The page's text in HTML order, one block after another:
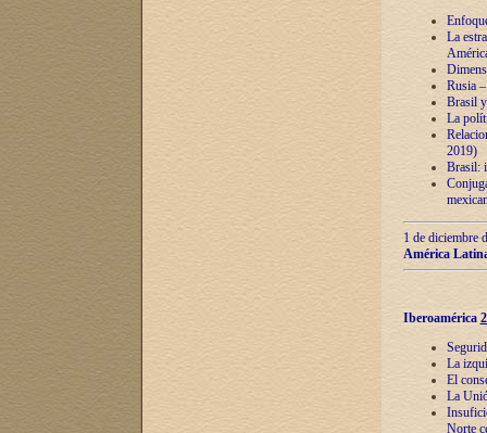
La
Rusia
Brasil
La
2019)
Brasil:
1 de diciembre
América
Iberoamérica
La
El
La
Norte